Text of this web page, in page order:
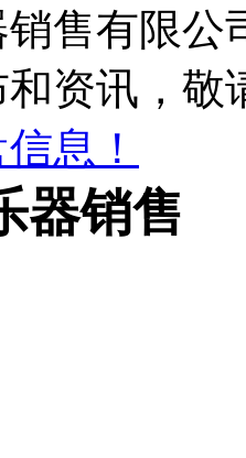
售有限公
资讯，敬
息！